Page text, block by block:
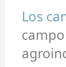
Los